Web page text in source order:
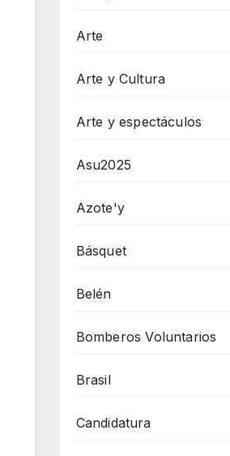
Arte
Arte y Cultura
Arte y espectáculos
Asu2025
Azote'y
Básquet
Belén
Bomberos Voluntarios
Brasil
Candidatura